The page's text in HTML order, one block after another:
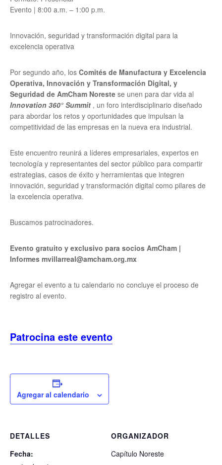
Evento | 8:00 a.m. – 1:00 p.m.
Innovación, seguridad y transformación digital para la
excelencia operativa
Por segundo año, los Comités de Manufactura y Excelencia
Operativa, Innovación y Transformación Digital, y
Seguridad de AmCham Noreste se unen para dar vida al
Innovation 360° Summit , un foro interdisciplinario diseñado
para abordar los retos y oportunidades que impulsan la
competitividad de las empresas en la nueva era industrial.
Este encuentro reunirá a líderes empresariales, expertos en
tecnología y representantes del sector público para compartir
estrategias, casos de éxito y herramientas que integren
innovación, seguridad y transformación digital como pilares de
la excelencia operativa.
Buscamos patrocinadores.
Evento gratuito y exclusivo para socios AmCham |
Informes mvillarreal@amcham.org.mx
Agregar el evento a tu calendario no concluye el proceso de
registro al evento.
Patrocina este evento
Agregar al calendario
DETALLES
Fecha:
ORGANIZADOR
Capítulo Noreste